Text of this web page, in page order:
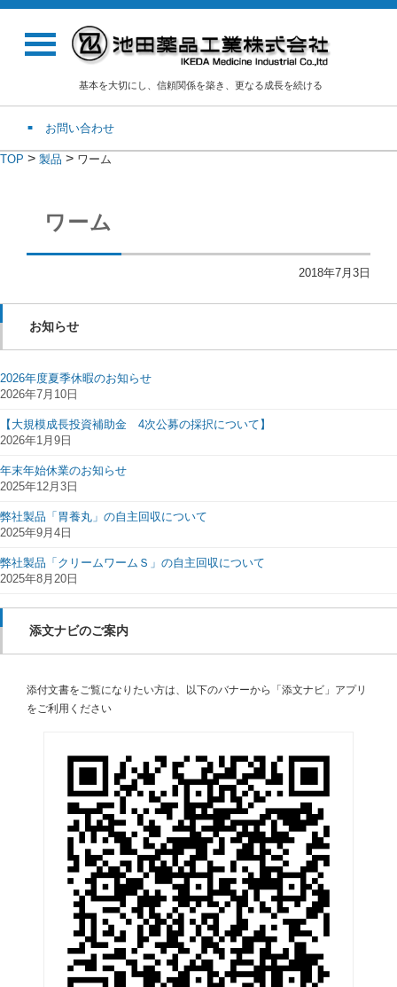
基本を大切にし、信頼関係を築き、更なる成長を続ける
お問い合わせ
TOP > 製品 > ワーム
ワーム
2018年7月3日
お知らせ
2026年度夏季休暇のお知らせ
2026年7月10日
【大規模成長投資補助金 4次公募の採択について】
2026年1月9日
年末年始休業のお知らせ
2025年12月3日
弊社製品「胃養丸」の自主回収について
2025年9月4日
弊社製品「クリームワームＳ」の自主回収について
2025年8月20日
添文ナビのご案内
添付文書をご覧になりたい方は、以下のバナーから「添文ナビ」アプリ
をご利用ください